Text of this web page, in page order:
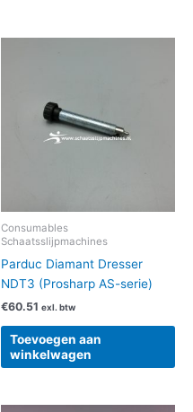
Consumables
Schaatsslijpmachines
Parduc Diamant Dresser
NDT3 (Prosharp AS-serie)
€60.51 exl. btw
Toevoegen aan
winkelwagen